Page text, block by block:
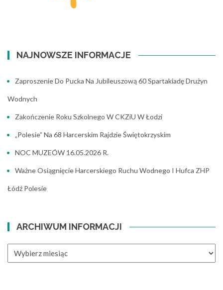
NAJNOWSZE INFORMACJE
Zaproszenie Do Pucka Na Jubileuszową 60 Spartakiadę Drużyn
Wodnych
Zakończenie Roku Szkolnego W CKZiU W Łodzi
„Polesie” Na 68 Harcerskim Rajdzie Świętokrzyskim
NOC MUZEÓW 16.05.2026 R.
Ważne Osiągnięcie Harcerskiego Ruchu Wodnego I Hufca ZHP
Łódź Polesie
ARCHIWUM INFORMACJI
INFORMACJI